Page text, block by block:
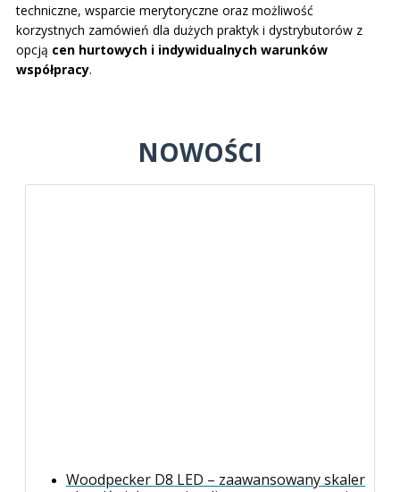
techniczne, wsparcie merytoryczne oraz możliwość
korzystnych zamówień dla dużych praktyk i dystrybutorów z
opcją cen hurtowych i indywidualnych warunków
współpracy.
NOWOŚCI
Woodpecker D8 LED – zaawansowany skaler